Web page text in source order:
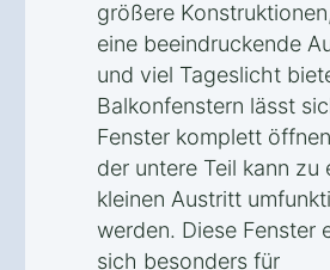
größere
eine beeindruckende
und viel Tageslicht
Balkonfenstern lässt
Fenster komplett
der untere Teil kann zu
kleinen Austritt
werden. Diese Fenster
sich besonders für